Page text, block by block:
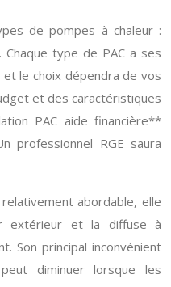
de pompes à chaleur :
type de PAC a ses
le choix dépendra de vos
et des caractéristiques
PAC aide financière**
professionnel RGE saura
abordable, elle
extérieur et la diffuse à
Son principal inconvénient
diminuer lorsque les